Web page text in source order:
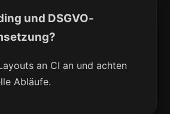
und DSGVO-
an CI an und achten
Abläufe.